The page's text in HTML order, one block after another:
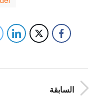
السابقة